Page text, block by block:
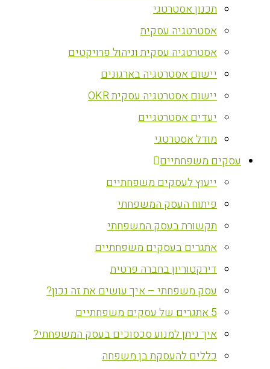
תכנון אסטרטגי
אסטרטגיה עסקית
אסטרטגיה עסקית וניהול פרויקטים
יישום אסטרטגיה בארגונים
יישום אסטרטגיה עסקית OKR
יעדים אסטרטגיים
מודל אסטרטגי
עסקים משפחתיים
ייעוץ לעסקים משפחתיים
פיתוח העסק המשפחתי
תקשורת בעסק המשפחתי
אתגרים בעסקים משפחתיים
דירקטוריון בחברה פרטית
עסק משפחתי – איך עושים את זה נכון?
5 אתגרים של עסקים משפחתיים
איך ניתן למנוע סכסוכים בעסק המשפחתי?
כללים להעסקת בן משפחה